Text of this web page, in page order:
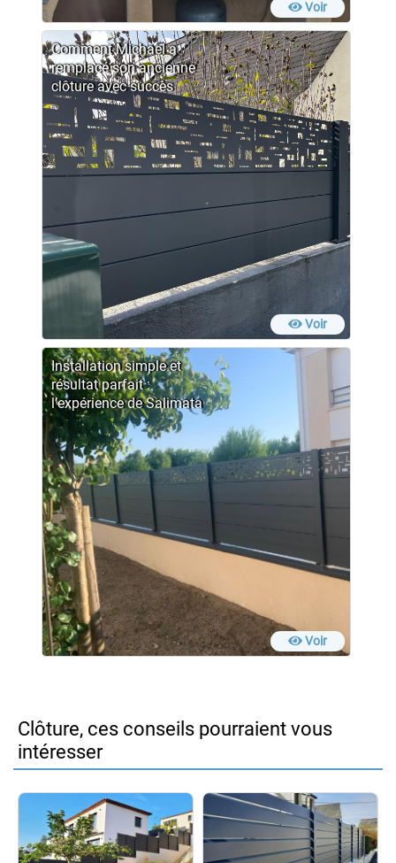
Voir
Comment Michael a
remplacé son ancienne
clôture avec succès
Voir
Installation simple et
résultat parfait :
l’expérience de Salimata
Voir
Clôture, ces conseils pourraient vous
intéresser